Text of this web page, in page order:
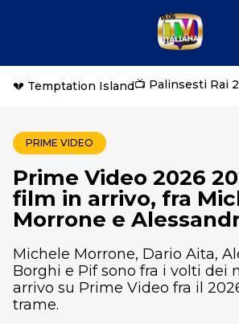
💔 Temptation Island📺 Palinsesti Rai
PRIME VIDEO
Prime Video 2026
film in arrivo, fra
Morrone e
Michele Morrone, Dario Aita,
Borghi e Pif sono fra i volti dei
arrivo su Prime Video fra il
trame.